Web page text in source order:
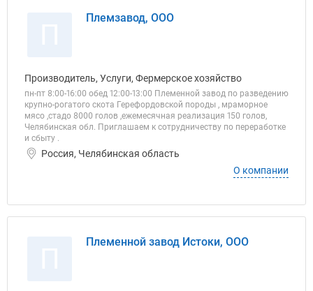
Племзавод, ООО
Производитель, Услуги, Фермерское хозяйство
пн-пт 8:00-16:00 обед 12:00-13:00 Племенной завод по разведению
крупно-рогатого скота Герефордовской породы , мраморное
мясо ,стадо 8000 голов ,ежемесячная реализация 150 голов,
Челябинская обл. Приглашаем к сотрудничеству по переработке
и сбыту .
Россия, Челябинская область
О компании
Племенной завод Истоки, ООО